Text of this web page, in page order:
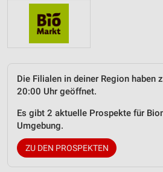
Die Filialen in deiner Region haben
20:00 Uhr geöffnet.
Es gibt 2 aktuelle Prospekte für
Umgebung.
ZU DEN PROSPEKTEN